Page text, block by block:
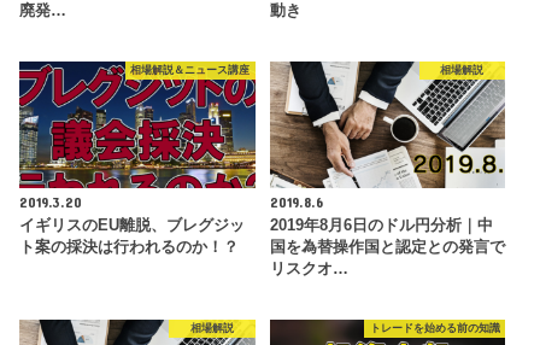
廃発…
動き
相場解説＆ニュース講座
2019.3.20
イギリスのEU離脱、ブレグジッ
ト案の採決は行われるのか！？
相場解説
2019.8.6
2019年8月6日のドル円分析｜中
国を為替操作国と認定との発言で
リスクオ…
相場解説 トレードを始める前の知識